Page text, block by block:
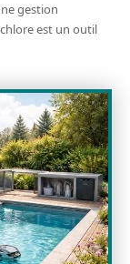
gestion
est un outil